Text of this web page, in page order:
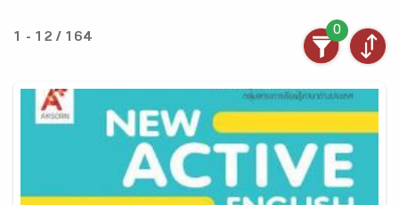
1 - 12 / 164
0